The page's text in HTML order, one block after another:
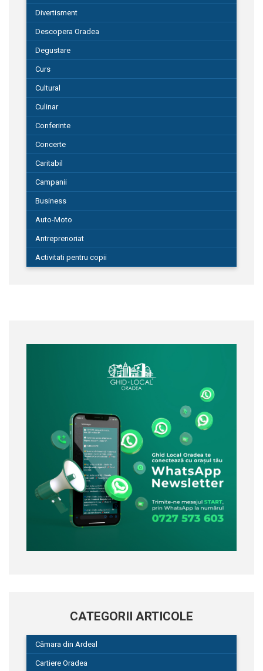
Divertisment
Descopera Oradea
Degustare
Curs
Cultural
Culinar
Conferinte
Concerte
Caritabil
Campanii
Business
Auto-Moto
Antreprenoriat
Activitati pentru copii
CATEGORII ARTICOLE
Cămara din Ardeal
Cartiere Oradea